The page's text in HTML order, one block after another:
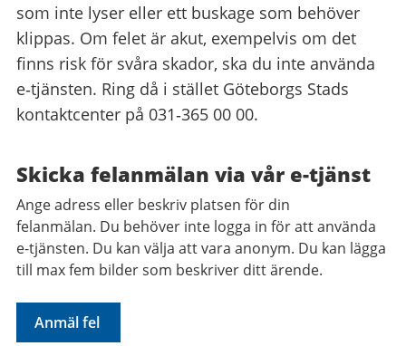
som inte lyser eller ett buskage som behöver
klippas. Om felet är akut, exempelvis om det
finns risk för svåra skador, ska du inte använda
e‑tjänsten. Ring då i stället Göteborgs Stads
kontaktcenter på 031‑365 00 00.
Skicka felanmälan via vår e-tjänst
Ange adress eller beskriv platsen för din
felanmälan. Du behöver inte logga in för att använda
e-tjänsten. Du kan välja att vara anonym. Du kan lägga
till max fem bilder som beskriver ditt ärende.
Anmäl fel